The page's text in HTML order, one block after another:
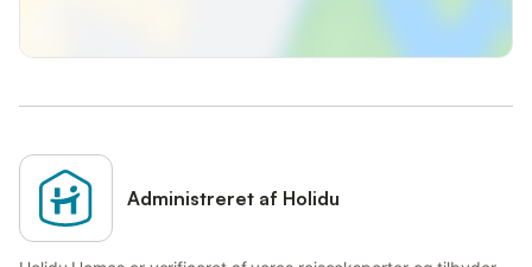
Administreret af Holidu